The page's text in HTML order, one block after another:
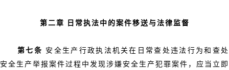
第二章 日常执法中的案件移送与法律监督
第七条 安全生产行政执法机关在日常查处违法行为和查处
安全生产举报案件过程中发现涉嫌安全生产犯罪案件，应当立即